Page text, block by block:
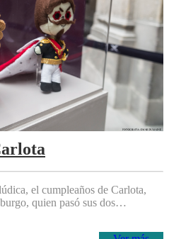
el cumpleaños de Carlota,
quien pasó sus dos…